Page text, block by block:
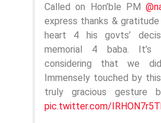
Called on Hon’ble PM
express thanks &
heart 4 his govts’
memorial 4 baba. It’s
considering that we
Immensely touched by
truly gracious
pic.twitter.com/